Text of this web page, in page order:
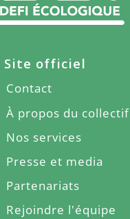
Site officiel
Contact
À propos du collectif
Nos services
Presse et media
Partenariats
Rejoindre l'équipe